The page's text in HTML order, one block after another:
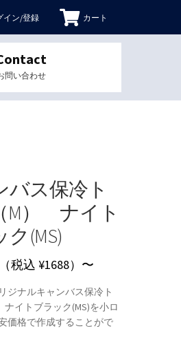
イン/登録 カート
問い合わせ
バス保冷ト
M） ナイト
(MS)
（税込 ¥1688）〜
ジナルキャンバス保冷ト
イトブラック(MS)を小ロ
価格で作成することがで